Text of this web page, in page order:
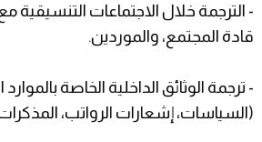
- الترجمة خلال الاجتماعات التنسيقية
قادة المجتمع، والموردين.
- ترجمة الوثائق الداخلية الخاصة بالموارد
(السياسات، إشعارات الرواتب،